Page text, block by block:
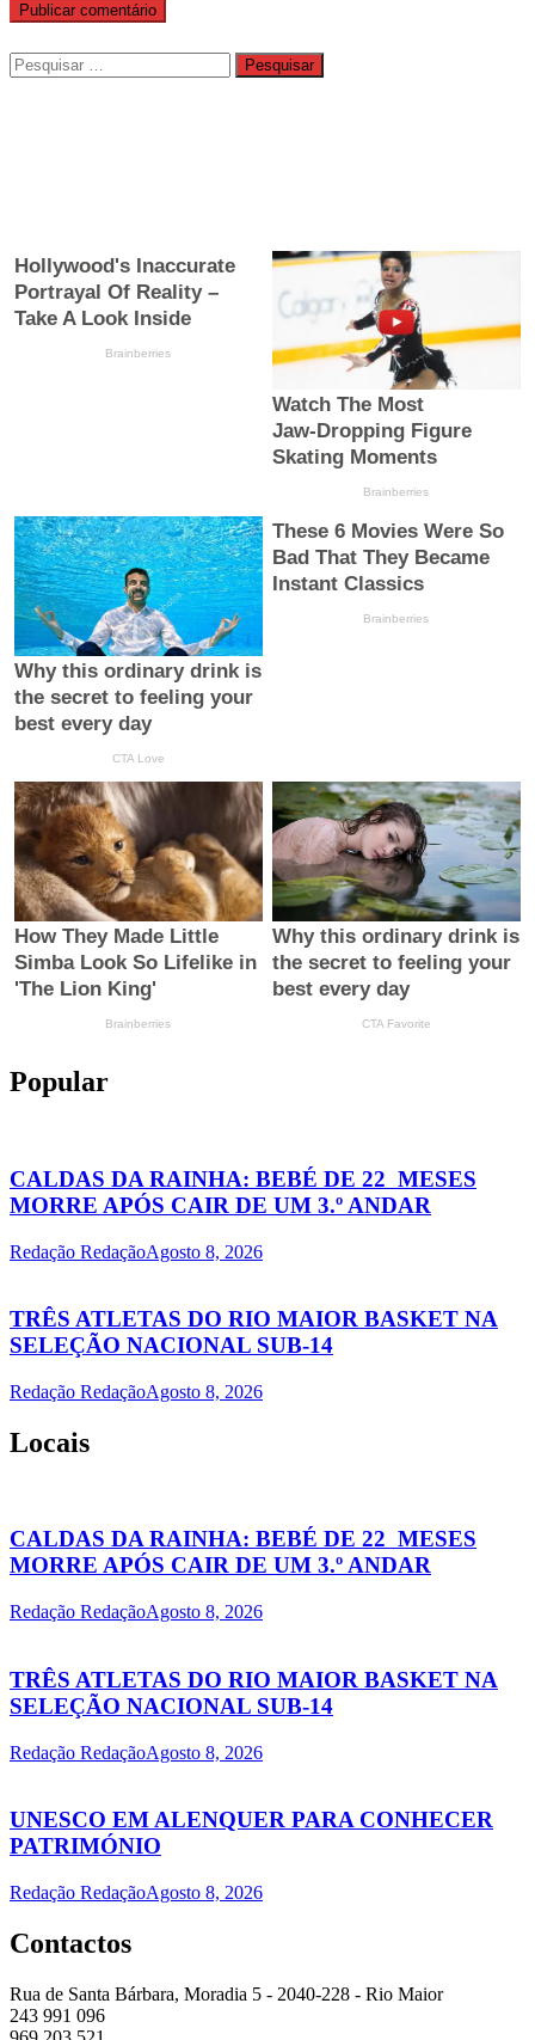
Pesquisar
por:
Popular
CALDAS DA RAINHA: BEBÉ DE 22 MESES
MORRE APÓS CAIR DE UM 3.º ANDAR
Redação RedaçãoAgosto 8, 2026
TRÊS ATLETAS DO RIO MAIOR BASKET NA
SELEÇÃO NACIONAL SUB-14
Redação RedaçãoAgosto 8, 2026
Locais
CALDAS DA RAINHA: BEBÉ DE 22 MESES
MORRE APÓS CAIR DE UM 3.º ANDAR
Redação RedaçãoAgosto 8, 2026
TRÊS ATLETAS DO RIO MAIOR BASKET NA
SELEÇÃO NACIONAL SUB-14
Redação RedaçãoAgosto 8, 2026
UNESCO EM ALENQUER PARA CONHECER
PATRIMÓNIO
Redação RedaçãoAgosto 8, 2026
Contactos
Rua de Santa Bárbara, Moradia 5 - 2040-228 - Rio Maior
243 991 096